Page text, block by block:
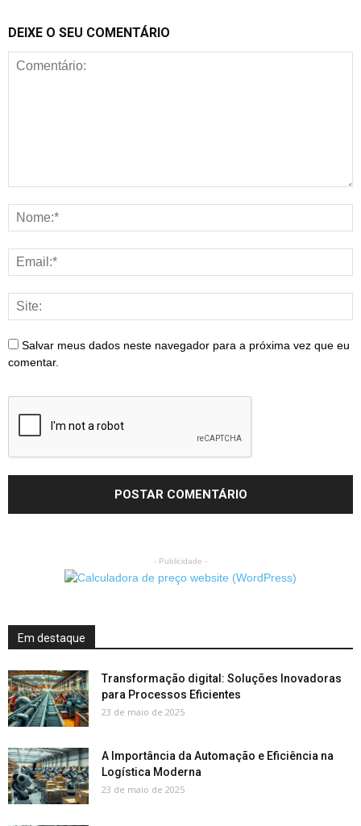
DEIXE O SEU COMENTÁRIO
Salvar meus dados neste navegador para a próxima vez que eu
comentar.
- Publicidade -
Em destaque
Transformação digital: Soluções Inovadoras
para Processos Eficientes
23 de maio de 2025
A Importância da Automação e Eficiência na
Logística Moderna
23 de maio de 2025